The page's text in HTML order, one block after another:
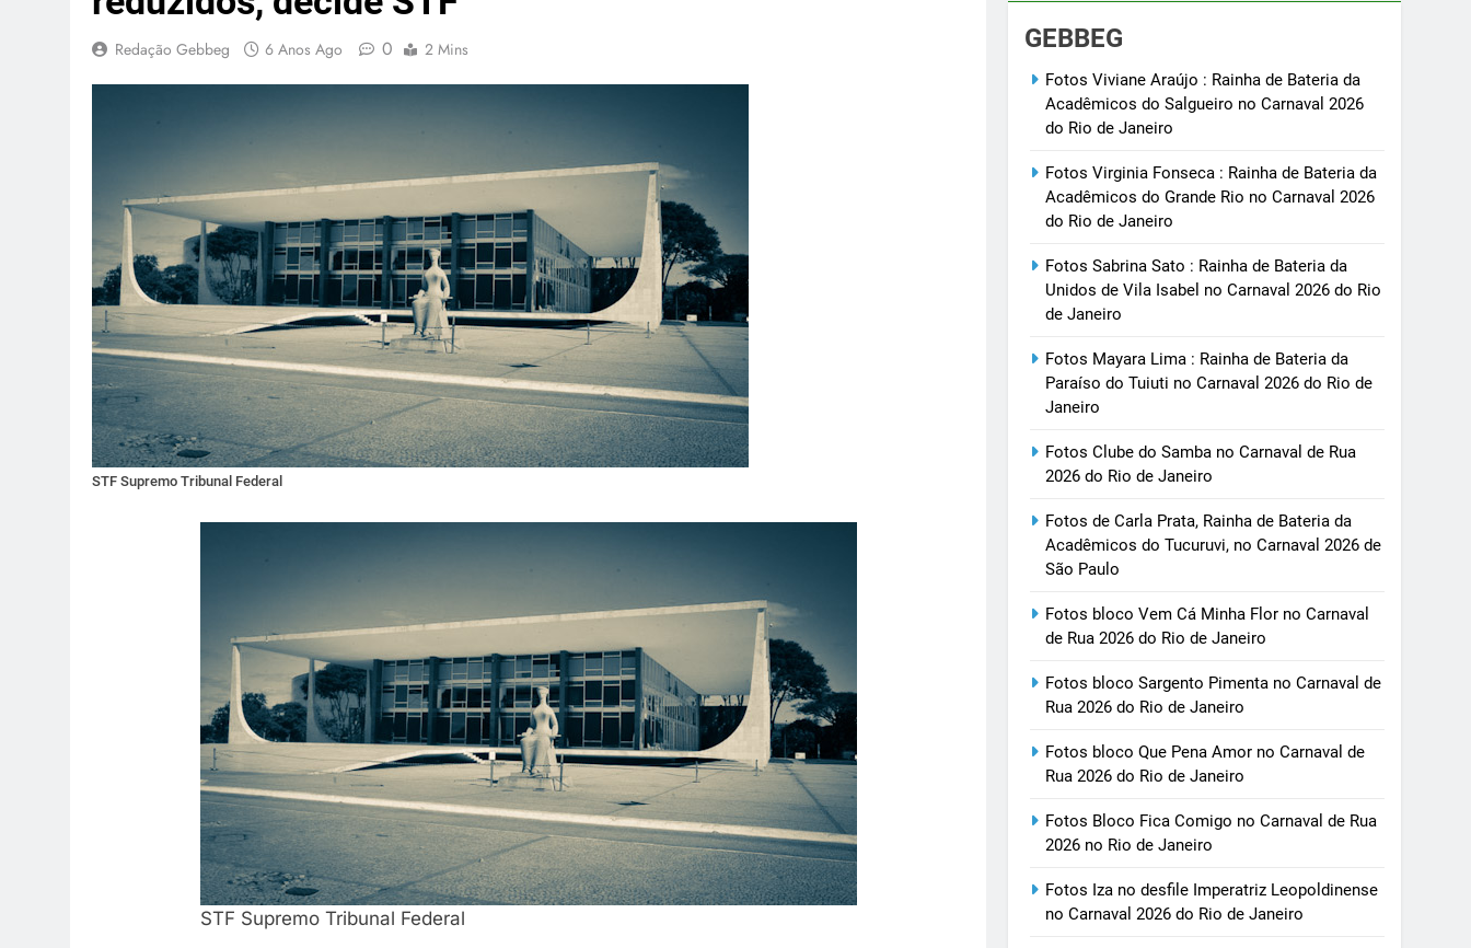
Redação Gebbeg 6 Anos Ago 0 2 Mins
STF Supremo Tribunal Federal
STF Supremo Tribunal Federal
GEBBEG
Fotos Viviane Araújo : Rainha de Bateria da
Acadêmicos do Salgueiro no Carnaval 2026
do Rio de Janeiro
Fotos Virginia Fonseca : Rainha de Bateria da
Acadêmicos do Grande Rio no Carnaval 2026
do Rio de Janeiro
Fotos Sabrina Sato : Rainha de Bateria da
Unidos de Vila Isabel no Carnaval 2026 do Rio
de Janeiro
Fotos Mayara Lima : Rainha de Bateria da
Paraíso do Tuiuti no Carnaval 2026 do Rio de
Janeiro
Fotos Clube do Samba no Carnaval de Rua
2026 do Rio de Janeiro
Fotos de Carla Prata, Rainha de Bateria da
Acadêmicos do Tucuruvi, no Carnaval 2026 de
São Paulo
Fotos bloco Vem Cá Minha Flor no Carnaval
de Rua 2026 do Rio de Janeiro
Fotos bloco Sargento Pimenta no Carnaval de
Rua 2026 do Rio de Janeiro
Fotos bloco Que Pena Amor no Carnaval de
Rua 2026 do Rio de Janeiro
Fotos Bloco Fica Comigo no Carnaval de Rua
2026 no Rio de Janeiro
Fotos Iza no desfile Imperatriz Leopoldinense
no Carnaval 2026 do Rio de Janeiro